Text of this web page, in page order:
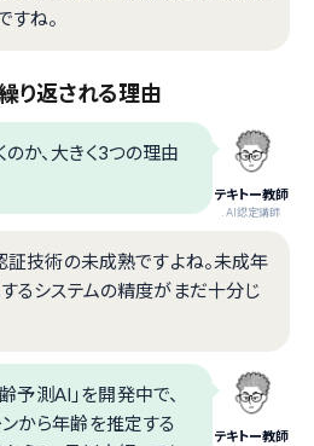
すね。
り返される理由
テキトー教師
.AI認定講師
か、大きく3つの理由
証技術の未成熟ですよね。未成年
るシステムの精度がまだ十分じ
テキトー教師
予測AI」を開発中で、
から年齢を推定する